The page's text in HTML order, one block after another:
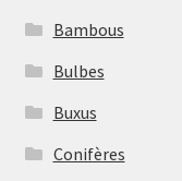
Bambous
Bulbes
Buxus
Conifères